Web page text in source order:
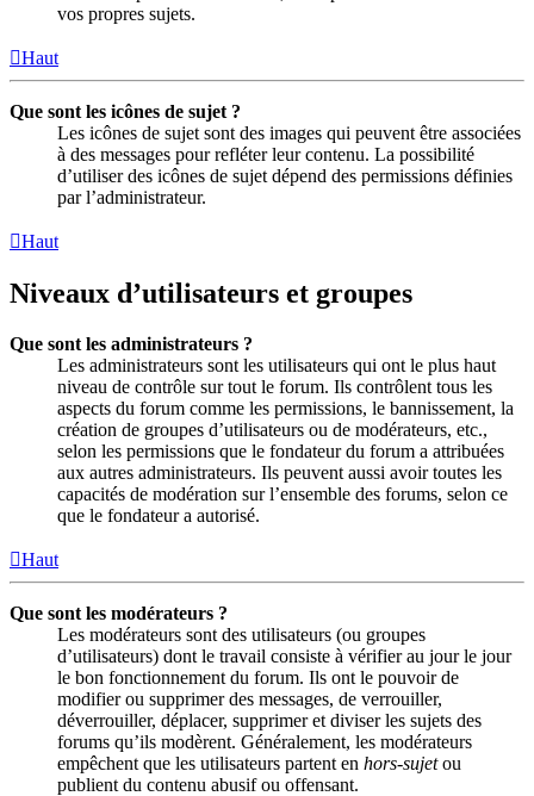
vos propres sujets.
Haut
Que sont les icônes de sujet ?
Les icônes de sujet sont des images qui peuvent être associées
à des messages pour refléter leur contenu. La possibilité
d’utiliser des icônes de sujet dépend des permissions définies
par l’administrateur.
Haut
Niveaux d’utilisateurs et groupes
Que sont les administrateurs ?
Les administrateurs sont les utilisateurs qui ont le plus haut
niveau de contrôle sur tout le forum. Ils contrôlent tous les
aspects du forum comme les permissions, le bannissement, la
création de groupes d’utilisateurs ou de modérateurs, etc.,
selon les permissions que le fondateur du forum a attribuées
aux autres administrateurs. Ils peuvent aussi avoir toutes les
capacités de modération sur l’ensemble des forums, selon ce
que le fondateur a autorisé.
Haut
Que sont les modérateurs ?
Les modérateurs sont des utilisateurs (ou groupes
d’utilisateurs) dont le travail consiste à vérifier au jour le jour
le bon fonctionnement du forum. Ils ont le pouvoir de
modifier ou supprimer des messages, de verrouiller,
déverrouiller, déplacer, supprimer et diviser les sujets des
forums qu’ils modèrent. Généralement, les modérateurs
empêchent que les utilisateurs partent en hors-sujetou
publient du contenu abusif ou offensant.